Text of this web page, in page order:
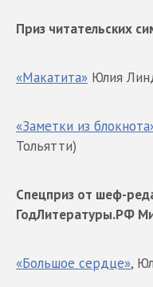
Приз читательских
«Макатита» Юлия
«Заметки из
Тольятти)
Спецприз от шеф-
ГодЛитературы.РФ
«Большое сердце»,